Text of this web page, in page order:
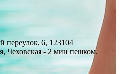
6, 123104
Чеховская - 2 мин пешком.